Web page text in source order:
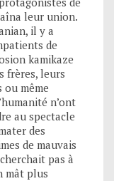
leur union.
il y a
de
kamikaze
frères, leurs
même
n’ont
au spectacle
des
de mauvais
pas à
mât plus